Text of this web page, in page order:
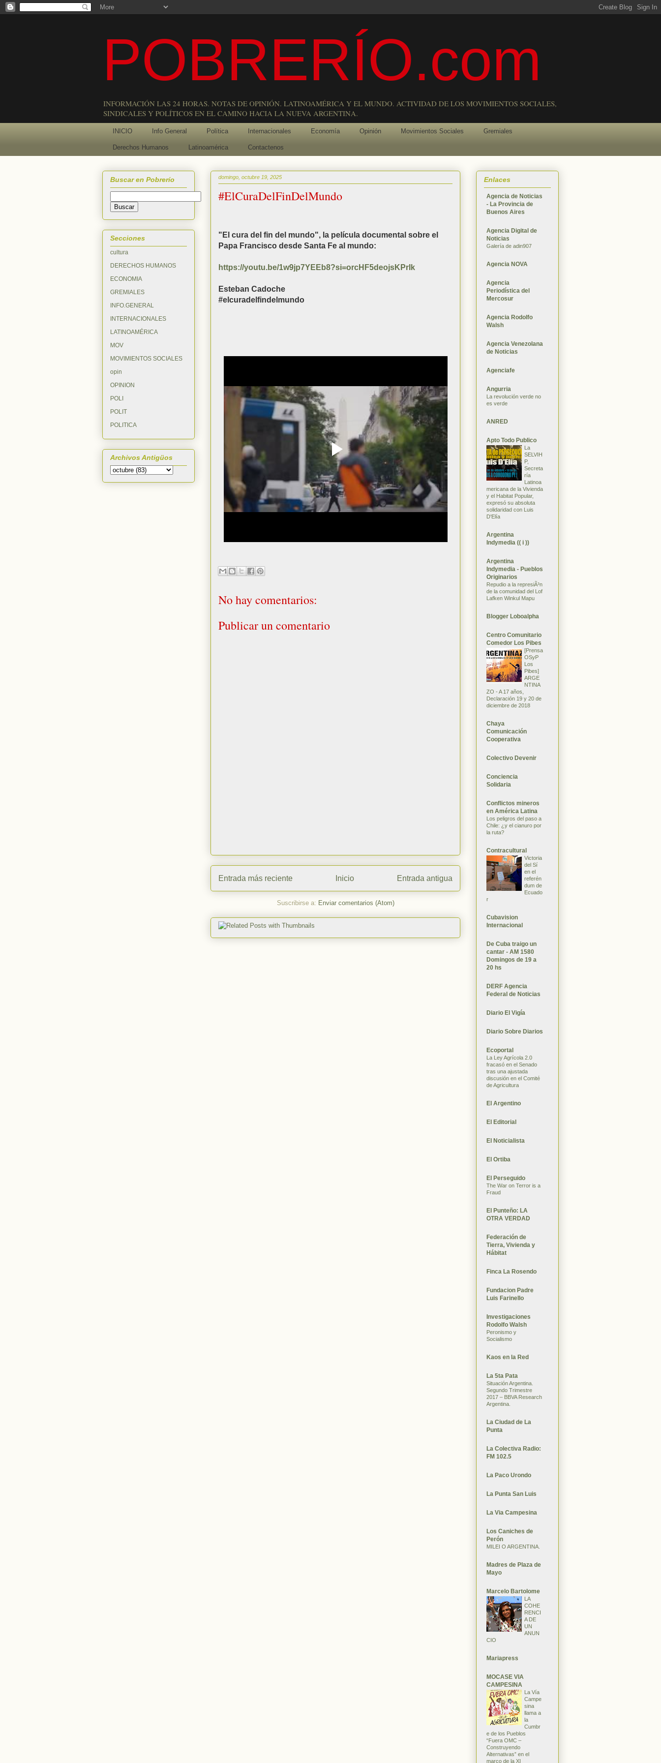
POBRERÍO.com
INFORMACIÓN LAS 24 HORAS. NOTAS DE OPINIÓN. LATINOAMÉRICA Y EL MUNDO. ACTIVIDAD DE LOS MOVIMIENTOS SOCIALES,
SINDICALES Y POLÍTICOS EN EL CAMINO HACIA LA NUEVA ARGENTINA.
INICIO Info General Política Internacionales Economía Opinión Movimientos Sociales Gremiales
Derechos Humanos Latinoamérica Contactenos
domingo, octubre 19, 2025
#ElCuraDelFinDelMundo
"El cura del fin del mundo", la película documental sobre el
Papa Francisco desde Santa Fe al mundo:
https://youtu.be/1w9jp7YEEb8?si=orcHF5deojsKPrIk
Esteban Cadoche
#elcuradelfindelmundo
No hay comentarios:
Publicar un comentario
Entrada más reciente Entrada antigua
Inicio
Suscribirse a: Enviar comentarios (Atom)
Buscar en Pobrerío
Secciones
cultura
DERECHOS HUMANOS
ECONOMIA
GREMIALES
INFO.GENERAL
INTERNACIONALES
LATINOAMÉRICA
MOV
MOVIMIENTOS SOCIALES
opin
OPINION
POLI
POLIT
POLITICA
Archivos Antigüos
Enlaces
Agencia de Noticias
- La Provincia de
Buenos Aires
Agencia Digital de
Noticias
Galería de adin907
Agencia NOVA
Agencia
Periodística del
Mercosur
Agencia Rodolfo
Walsh
Agencia Venezolana
de Noticias
Agenciafe
Angurria
La revolución verde no
es verde
ANRED
Apto Todo Publico
La
SELVIH
P,
Secreta
ría
Latinoa
mericana de la Vivienda
y el Habitat Popular,
expresó su absoluta
solidaridad con Luis
D'Elía
Argentina
Indymedia (( i ))
Argentina
Indymedia - Pueblos
Originarios
Repudio a la represiÃ³n
de la comunidad del Lof
Lafken Winkul Mapu
Blogger Loboalpha
Centro Comunitario
Comedor Los Pibes
[Prensa
OSyP
Los
Pibes]
ARGE
NTINA
ZO - A 17 años,
Declaración 19 y 20 de
diciembre de 2018
Chaya
Comunicación
Cooperativa
Colectivo Devenir
Conciencia
Solidaria
Conflictos mineros
en América Latina
Los peligros del paso a
Chile: ¿y el cianuro por
la ruta?
Contracultural
Victoria
del Sí
en el
referén
dum de
Ecuado
r
Cubavision
Internacional
De Cuba traigo un
cantar - AM 1580
Domingos de 19 a
20 hs
DERF Agencia
Federal de Noticias
Diario El Vigía
Diario Sobre Diarios
Ecoportal
La Ley Agrícola 2.0
fracasó en el Senado
tras una ajustada
discusión en el Comité
de Agricultura
El Argentino
El Editorial
El Noticialista
El Ortiba
El Perseguido
The War on Terror is a
Fraud
El Punteño: LA
OTRA VERDAD
Federación de
Tierra, Vivienda y
Hábitat
Finca La Rosendo
Fundacion Padre
Luis Farinello
Investigaciones
Rodolfo Walsh
Peronismo y
Socialismo
Kaos en la Red
La 5ta Pata
Situación Argentina.
Segundo Trimestre
2017 – BBVA Research
Argentina.
La Ciudad de La
Punta
La Colectiva Radio:
FM 102.5
La Paco Urondo
La Punta San Luis
La Via Campesina
Los Caniches de
Perón
MILEI O ARGENTINA.
Madres de Plaza de
Mayo
Marcelo Bartolome
LA
COHE
RENCI
A DE
UN
ANUN
CIO
Mariapress
MOCASE VIA
CAMPESINA
La Vía
Campe
sina
llama a
la
Cumbr
e de los Pueblos
“Fuera OMC –
Construyendo
Alternativas” en el
marco de la XI